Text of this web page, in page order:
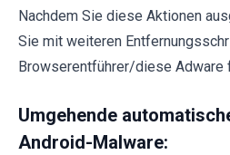
Nachdem Sie diese Aktionen
Sie mit weiteren
Browserentführer/diese Adware
Umgehende
Android-Malware: